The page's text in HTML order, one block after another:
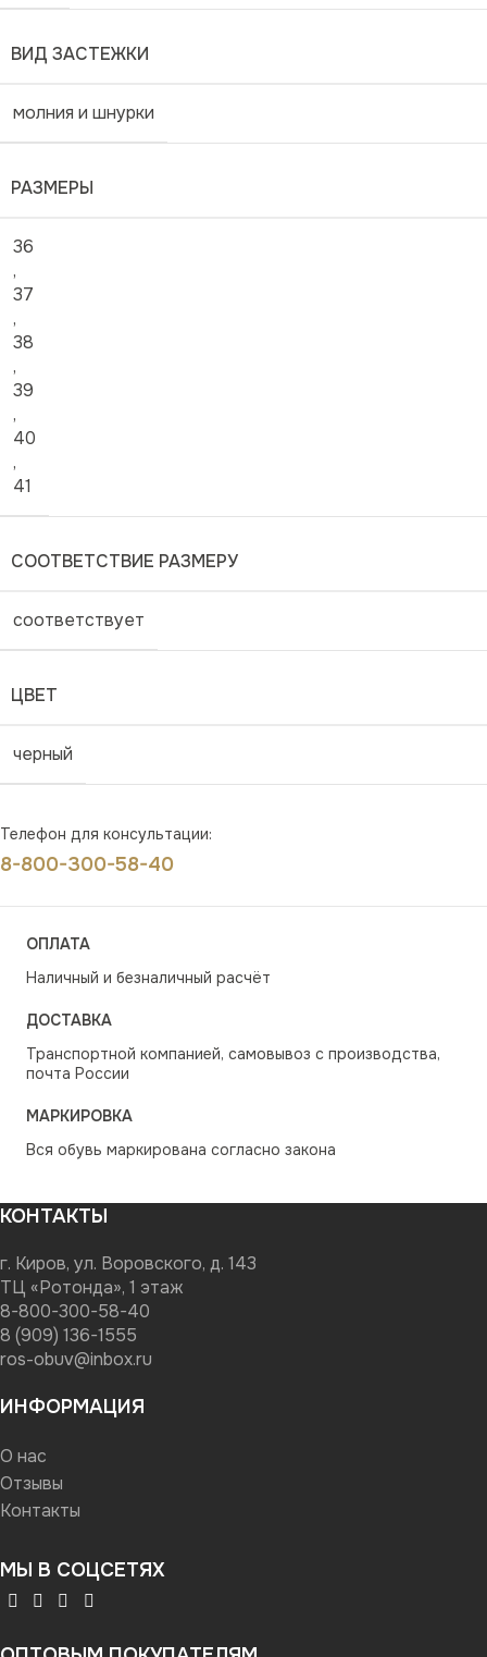
ВИД ЗАСТЕЖКИ
молния и шнурки
РАЗМЕРЫ
36
,
37
,
38
,
39
,
40
,
41
СООТВЕТСТВИЕ РАЗМЕРУ
соответствует
ЦВЕТ
черный
Телефон для консультации:
8-800-300-58-40
ОПЛАТА
Наличный и безналичный расчёт
ДОСТАВКА
Транспортной компанией, самовывоз с производства,
почта России
МАРКИРОВКА
Вся обувь маркирована согласно закона
КОНТАКТЫ
г. Киров, ул. Воровского, д. 143
ТЦ «Ротонда», 1 этаж
8-800-300-58-40
8 (909) 136-1555
ros-obuv@inbox.ru
ИНФОРМАЦИЯ
О нас
Отзывы
Контакты
МЫ В СОЦСЕТЯХ